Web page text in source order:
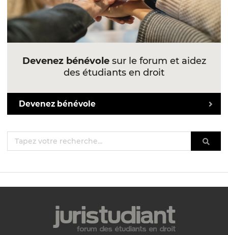
Devenez bénévolesur le forum et aidez
des étudiants en droit
Devenez bénévole